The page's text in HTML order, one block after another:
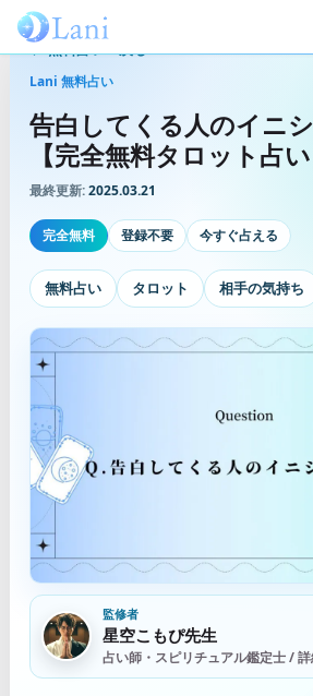
Lani 無料占い
告白してくる人のイニ
【完全無料タロット占い
最終更新:2025.03.21
完全無料 登録不要 今すぐ占える
無料占い タロット 相手の気持ち
監修者
星空こもぴ先生
占い師・スピリチュアル鑑定士 /